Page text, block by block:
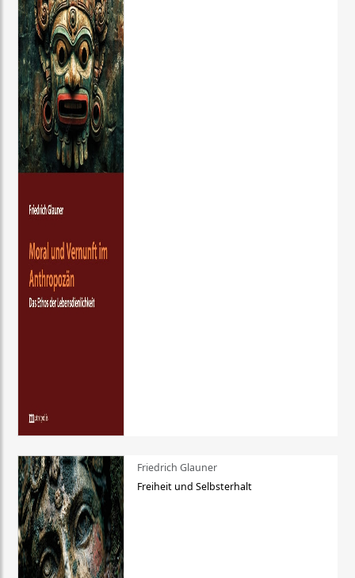
Friedrich Glauner
Freiheit und Selbsterhalt